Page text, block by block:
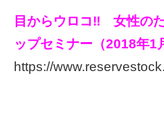
目からウロコ‼ 女性の
ップセミナー（2018年1
https://